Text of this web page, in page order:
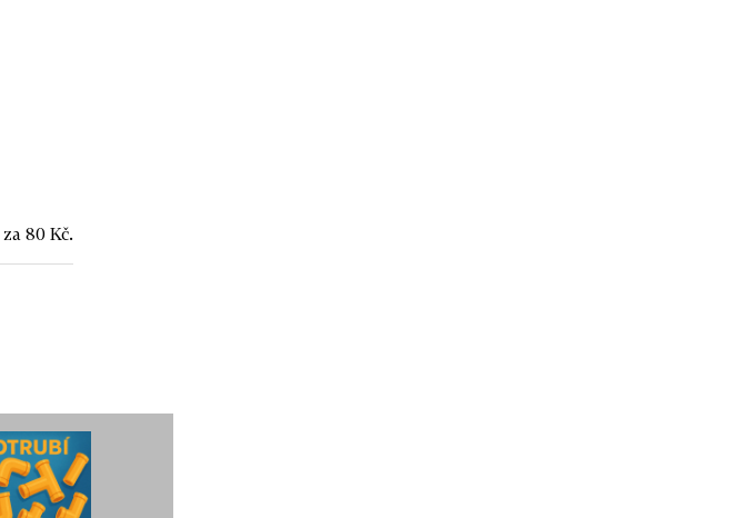
za 80 Kč.